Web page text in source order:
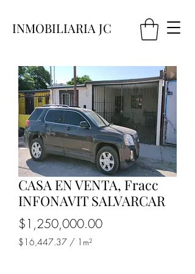
INMOBILIARIA JC
CASA EN VENTA, Fracc
INFONAVIT SALVARCAR
$1,250,000.00Precio
$16,447.37 / 1m²